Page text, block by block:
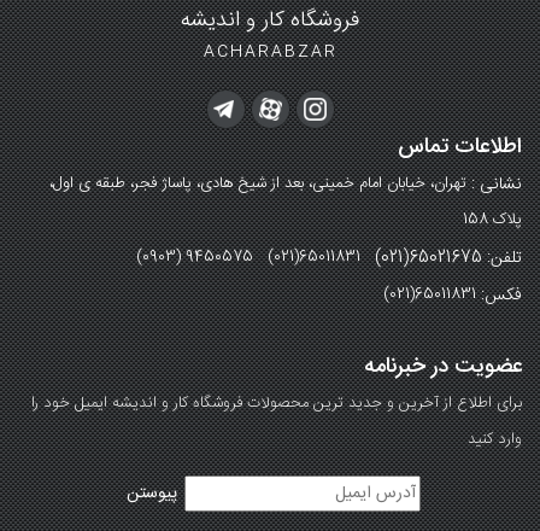
فروشگاه کار و اندیشه
ACHARABZAR
اطلاعات تماس
نشانی :تهران، خیابان امام خمینی، بعد از شیخ هادی، پاساژ فجر، طبقه ی اول،
پلاک 158
تلفن: 65021675(021) (0903) 9450575 (021)65011831
فکس:(021)65011831
عضویت در خبرنامه
برای اطلاع از آخرین و جدید ترین محصولات فروشگاه کار و اندیشه ایمیل خود را
وارد کنید